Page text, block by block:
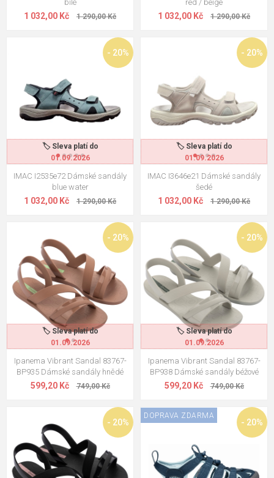
bílé
1 032,00 Kč 1 290,00 Kč
red / beige
1 032,00 Kč 1 290,00 Kč
🏷️ Sleva platí do
01.09.2026
- 20%
IMAC I2535e72 Dámské sandály
blue water
1 032,00 Kč 1 290,00 Kč
🏷️ Sleva platí do
01.09.2026
- 20%
IMAC I3646e21 Dámské sandály
šedé
1 032,00 Kč 1 290,00 Kč
🏷️ Sleva platí do
01.09.2026
- 20%
Ipanema Vibrant Sandal 83767-
BP935 Dámské sandály hnědé
599,20 Kč 749,00 Kč
🏷️ Sleva platí do
01.09.2026
- 20%
Ipanema Vibrant Sandal 83767-
BP938 Dámské sandály béžové
599,20 Kč 749,00 Kč
- 20% - 20%
DOPRAVA ZDARMA